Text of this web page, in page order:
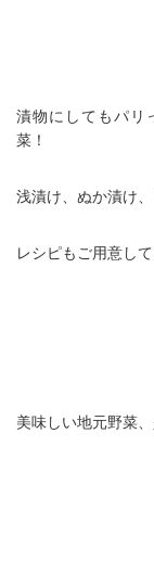
漬物にしてもパリ
菜！
浅漬け、ぬか漬け
レシピもご用意し
美味しい地元野菜